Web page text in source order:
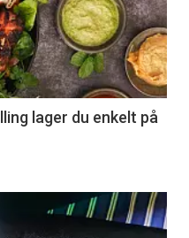
lager du enkelt på